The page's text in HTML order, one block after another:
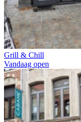
Grill & Chill
Vandaag open